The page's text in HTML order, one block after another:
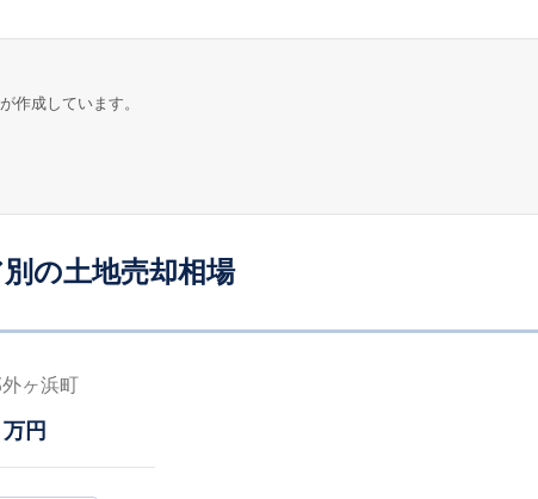
作成しています。
の土地売却相場
ヶ浜町
万円